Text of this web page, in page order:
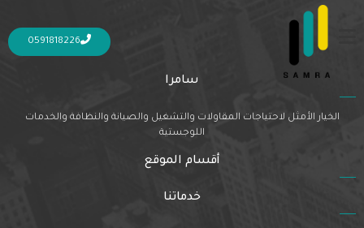
0591818226
Nothing Found
It seems we can’t find what you’re looking for. Perhaps searching can help.
سامرا
الخيار الأمثل لاحتياجات المقاولات والتشغيل والصيانة والنظافة والخدمات
اللوجستية
أقسام الموقع
خدماتنا